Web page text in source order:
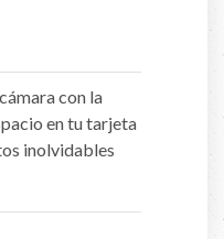
con la
en tu tarjeta
inolvidables